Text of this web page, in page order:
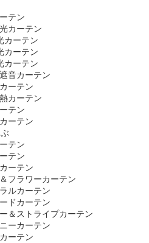
テン
カーテン
カーテン
カーテン
カーテン
音カーテン
ーテン
カーテン
テン
ーテン
テン
テン
ーテン
フラワーカーテン
ルカーテン
ドカーテン
＆ストライプカーテン
ーカーテン
ーテン